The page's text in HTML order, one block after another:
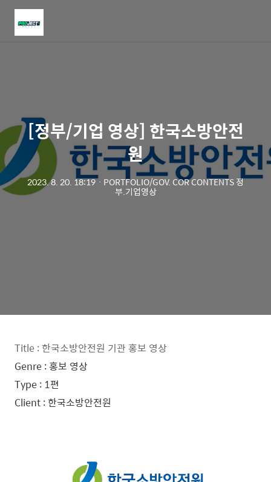
[정부/기업 영상] 한국소방안전
원
2023. 8. 20. 18:19ㆍ PORTFOLIO/GOV. COR CONTENTS 정
부.기업영상
Title : 한국소방안전원 기관 홍보 영상
Genre : 홍보 영상
Type : 1편
Client : 한국소방안전원